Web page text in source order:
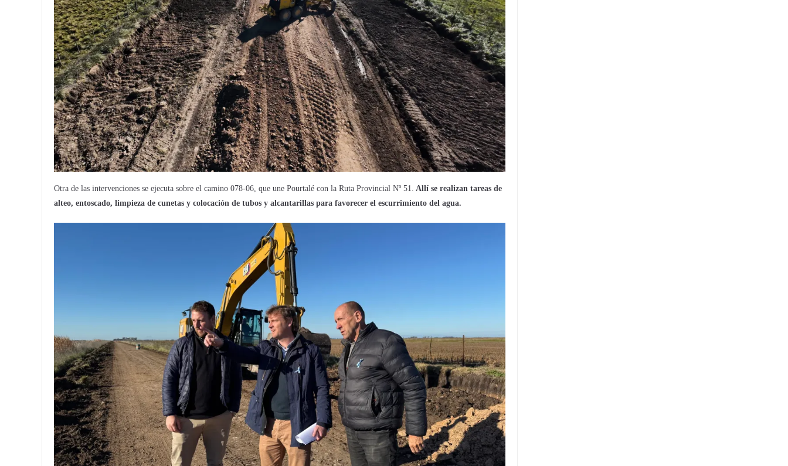
Otra de las intervenciones se ejecuta sobre el camino 078-06, que une Pourtalé con la Ruta Provincial Nº 51.
Allí se realizan tareas de
alteo, entoscado, limpieza de cunetas y colocación de tubos y alcantarillas para favorecer el escurrimiento del agua.